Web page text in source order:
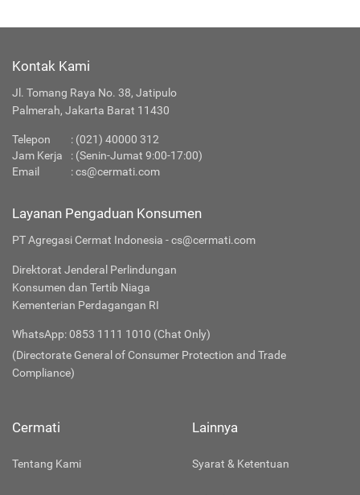
Kontak Kami
Jl. Tomang Raya No. 38, Jatipulo
Palmerah, Jakarta Barat 11430
Telepon : (021) 40000 312
Jam Kerja
: (Senin-Jumat 9:00-17:00)
Email
:cs@cermati.com
Layanan Pengaduan Konsumen
PT Agregasi Cermat Indonesia - cs@cermati.com
Direktorat Jenderal Perlindungan
Konsumen dan Tertib Niaga
Kementerian Perdagangan RI
WhatsApp: 0853 1111 1010 (Chat Only)
(Directorate General of Consumer Protection and Trade
Compliance)
Cermati
Tentang Kami
Lainnya
Syarat & Ketentuan